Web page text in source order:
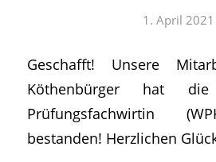
1. April 2021
Geschafft! Unsere
Köthenbürger hat
Prüfungsfachwirtin
bestanden! Herzlichen